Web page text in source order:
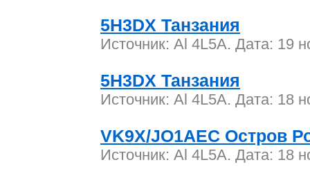
5H3DX Танзания
Источник: Al 4L5A. Дата: 19
5H3DX Танзания
Источник: Al 4L5A. Дата: 18
VK9X/JO1AEC Остров
Источник: Al 4L5A. Дата: 18